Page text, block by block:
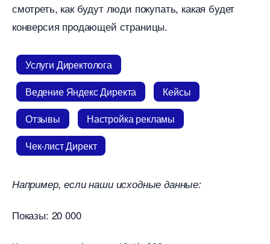
смотреть, как будут люди покупать, какая будет
конверсия продающей страницы.
Услуги Директолога
едение Яндекс Директа
Кейсы
Отзывы
Настройка рекламы
Чек-лист Директ
Например, если наши исходные данные:
Показы: 20 000